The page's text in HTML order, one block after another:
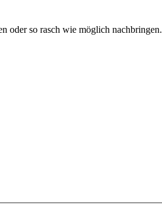
oder so rasch wie möglich nachbringen.